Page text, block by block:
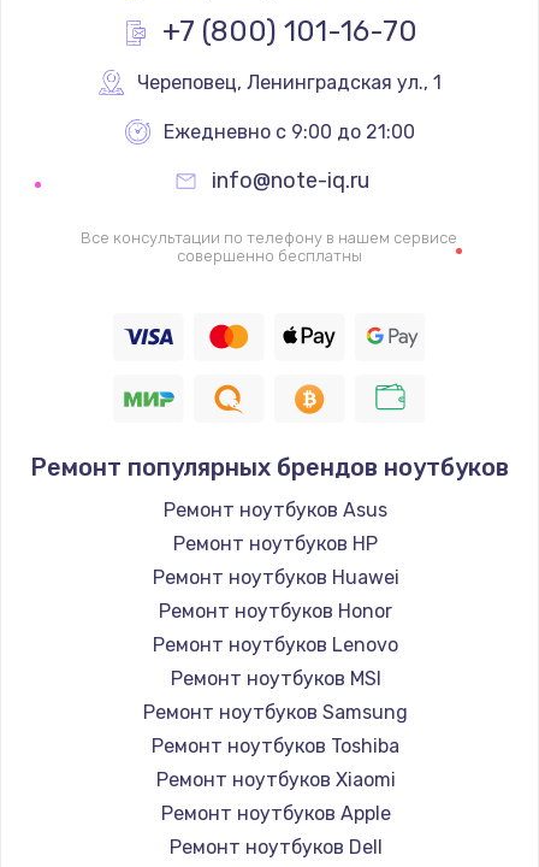
+7 (800) 101-16-70
Череповец, Ленинградская ул., 1
Ежедневно с 9:00 до 21:00
info@note-iq.ru
Все консультации по телефону в нашем сервисе
совершенно бесплатны
Ремонт популярных брендов ноутбуков
Ремонт ноутбуков Asus
Ремонт ноутбуков HP
Ремонт ноутбуков Huawei
Ремонт ноутбуков Honor
Ремонт ноутбуков Lenovo
Ремонт ноутбуков MSI
Ремонт ноутбуков Samsung
Ремонт ноутбуков Toshiba
Ремонт ноутбуков Xiaomi
Ремонт ноутбуков Apple
Ремонт ноутбуков Dell